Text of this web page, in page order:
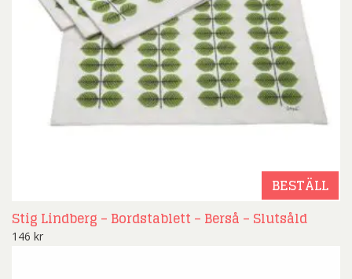
BESTÄLL
Stig Lindberg – Bordstablett – Berså – Slutsåld
146 kr